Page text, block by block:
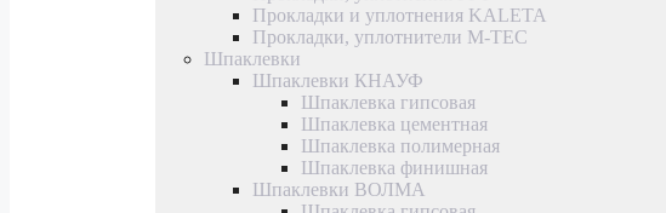
Прокладки и уплотнения KALETA
Прокладки, уплотнители M-TEC
Шпаклевки
Шпаклевки КНАУФ
Шпаклевка гипсовая
Шпаклевка цементная
Шпаклевка полимерная
Шпаклевка финишная
Шпаклевки ВОЛМА